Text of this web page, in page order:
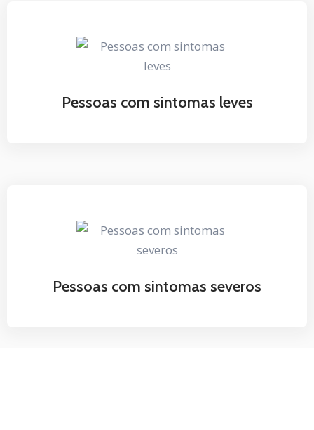
Pessoas com sintomas leves
Pessoas com sintomas severos